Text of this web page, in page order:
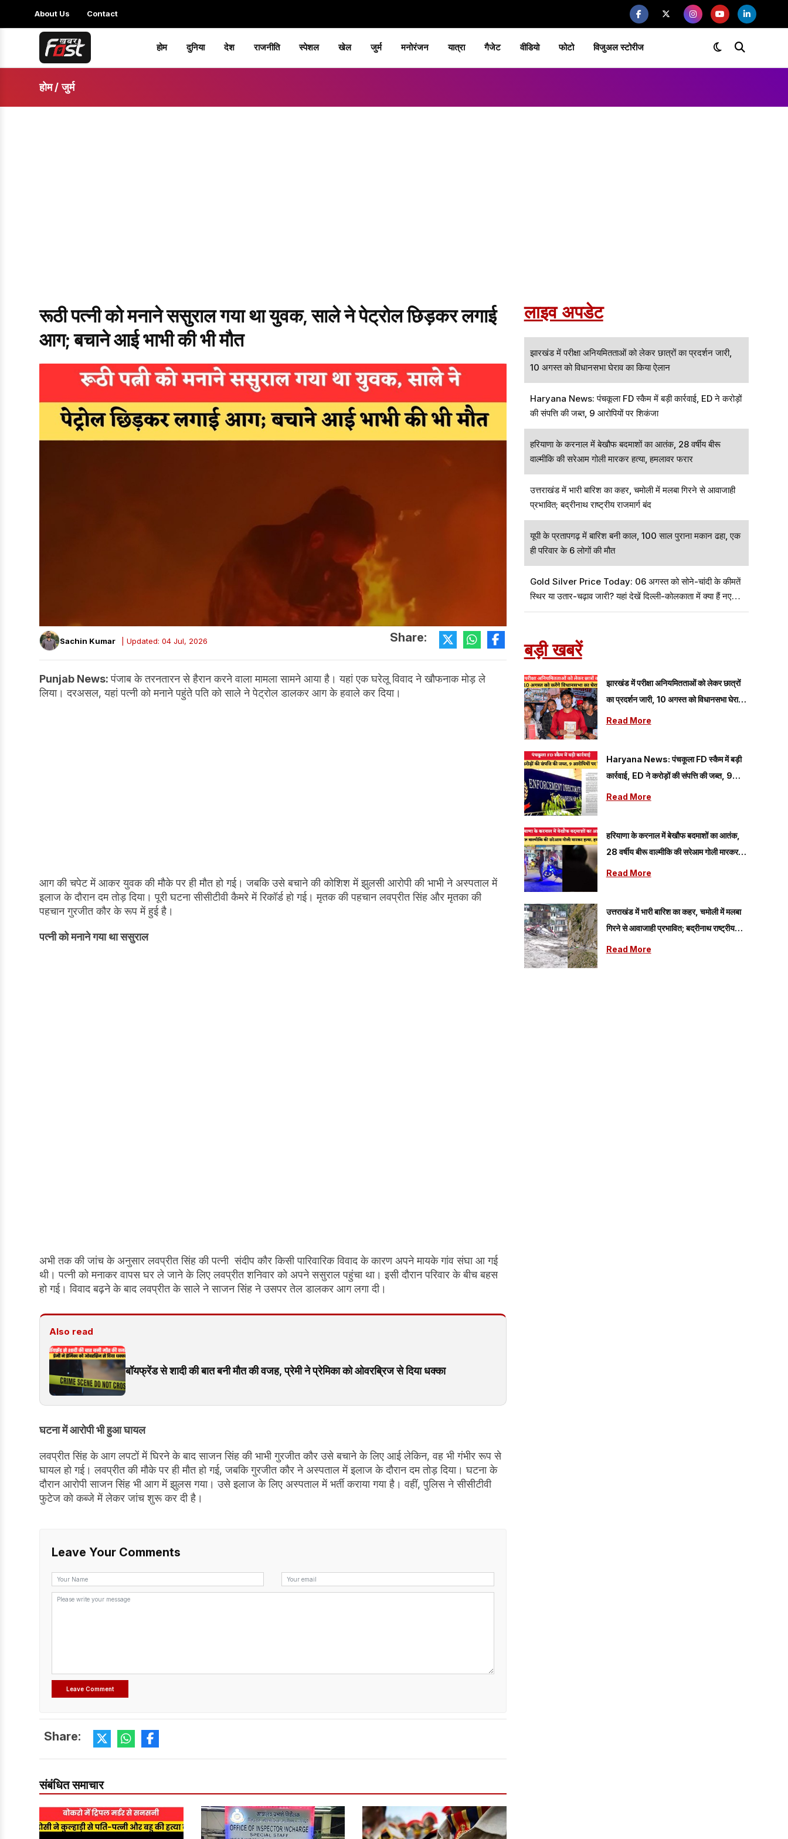
About Us Contact
होम दुनिया देश राजनीति स्पेशल खेल जुर्म मनोरंजन यात्रा गैजेट वीडियो फोटो विजुअल स्टोरीज
होम/ जुर्म
रूठी पत्नी को मनाने ससुराल गया था युवक, साले ने पेट्रोल छिड़कर लगाई
आग; बचाने आई भाभी की भी मौत
Sachin Kumar | Updated: 04 Jul, 2026 Share:
Punjab News:पंजाब के तरनतारन से हैरान करने वाला मामला सामने आया है। यहां एक घरेलू विवाद ने खौफनाक मोड़ ले
लिया। दरअसल, यहां पत्नी को मनाने पहुंते पति को साले ने पेट्रोल डालकर आग के हवाले कर दिया।
आग की चपेट में आकर युवक की मौके पर ही मौत हो गई। जबकि उसे बचाने की कोशिश में झुलसी आरोपी की भाभी ने अस्पताल में
इलाज के दौरान दम तोड़ दिया। पूरी घटना सीसीटीवी कैमरे में रिकॉर्ड हो गई। मृतक की पहचान लवप्रीत सिंह और मृतका की
पहचान गुरजीत कौर के रूप में हुई है।
पत्नी को मनाने गया था ससुराल
अभी तक की जांच के अनुसार लवप्रीत सिंह की पत्नी संदीप कौर किसी पारिवारिक विवाद के कारण अपने मायके गांव संघा आ गई
थी। पत्नी को मनाकर वापस घर ले जाने के लिए लवप्रीत शनिवार को अपने ससुराल पहुंचा था। इसी दौरान परिवार के बीच बहस
हो गई। विवाद बढ़ने के बाद लवप्रीत के साले ने साजन सिंह ने उसपर तेल डालकर आग लगा दी।
Also read
बॉयफ्रेंड से शादी की बात बनी मौत की वजह, प्रेमी ने प्रेमिका को ओवरब्रिज से दिया धक्का
घटना में आरोपी भी हुआ घायल
लवप्रीत सिंह के आग लपटों में घिरने के बाद साजन सिंह की भाभी गुरजीत कौर उसे बचाने के लिए आई लेकिन, वह भी गंभीर रूप से
घायल हो गई। लवप्रीत की मौके पर ही मौत हो गई, जबकि गुरजीत कौर ने अस्पताल में इलाज के दौरान दम तोड़ दिया। घटना के
दौरान आरोपी साजन सिंह भी आग में झुलस गया। उसे इलाज के लिए अस्पताल में भर्ती कराया गया है। वहीं, पुलिस ने सीसीटीवी
फुटेज को कब्जे में लेकर जांच शुरू कर दी है।
Leave Your Comments
Share:
संबंधित समाचार
लाइव अपडेट
झारखंड में परीक्षा अनियमितताओं को लेकर छात्रों का प्रदर्शन जारी,
10 अगस्त को विधानसभा घेराव का किया ऐलान
Haryana News: पंचकूला FD स्कैम में बड़ी कार्रवाई, ED ने करोड़ों
की संपत्ति की जब्त, 9 आरोपियों पर शिकंजा
हरियाणा के करनाल में बेखौफ बदमाशों का आतंक, 28 वर्षीय बीरू
वाल्मीकि की सरेआम गोली मारकर हत्या, हमलावर फरार
उत्तराखंड में भारी बारिश का कहर, चमोली में मलबा गिरने से आवाजाही
प्रभावित; बद्रीनाथ राष्ट्रीय राजमार्ग बंद
यूपी के प्रतापगढ़ में बारिश बनी काल, 100 साल पुराना मकान ढहा, एक
ही परिवार के 6 लोगों की मौत
Gold Silver Price Today: 06 अगस्त को सोने-चांदी के कीमतें
स्थिर या उतार-चढ़ाव जारी? यहां देखें दिल्ली-कोलकाता में क्या हैं नए
रेट
बड़ी खबरें
झारखंड में परीक्षा अनियमितताओं को लेकर छात्रों
का प्रदर्शन जारी, 10 अगस्त को विधानसभा घेराव
का किया ऐलान
Read More
Haryana News: पंचकूला FD स्कैम में बड़ी
कार्रवाई, ED ने करोड़ों की संपत्ति की जब्त, 9
आरोपियों पर शिकंजा
Read More
हरियाणा के करनाल में बेखौफ बदमाशों का आतंक,
28 वर्षीय बीरू वाल्मीकि की सरेआम गोली मारकर
हत्या, हमलावर फरार
Read More
उत्तराखंड में भारी बारिश का कहर, चमोली में मलबा
गिरने से आवाजाही प्रभावित; बद्रीनाथ राष्ट्रीय
राजमार्ग बंद
Read More